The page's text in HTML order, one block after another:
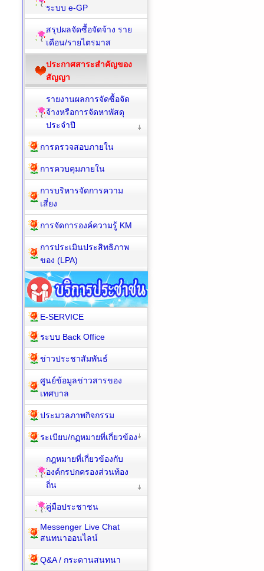
ระบบ e-GP
สรุปผลจัดซื้อจัดจ้าง ราย
เดือน/รายไตรมาส
ประกาศสาระสำคัญของ
สัญญา
รายงานผลการจัดซื้อจัด
จ้างหรือการจัดหาพัสดุ
ประจำปี
การตรวจสอบภายใน
การควบคุมภายใน
การบริหารจัดการความ
เสี่ยง
การจัดการองค์ความรู้ KM
การประเมินประสิทธิภาพ
ของ (LPA)
E-SERVICE
ระบบ Back Office
ข่าวประชาสัมพันธ์
ศูนย์ข้อมูลข่าวสารของ
เทศบาล
ประมวลภาพกิจกรรม
ระเบียบ/กฏหมายที่เกี่ยวข้อง
กฎหมายที่เกี่ยวข้องกับ
องค์กรปกครองส่วนท้อง
ถิ่น
คู่มือประชาชน
Messenger Live Chat
สนทนาออนไลน์
Q&A / กระดานสนทนา